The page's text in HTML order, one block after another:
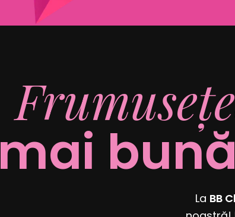
mai
La BB